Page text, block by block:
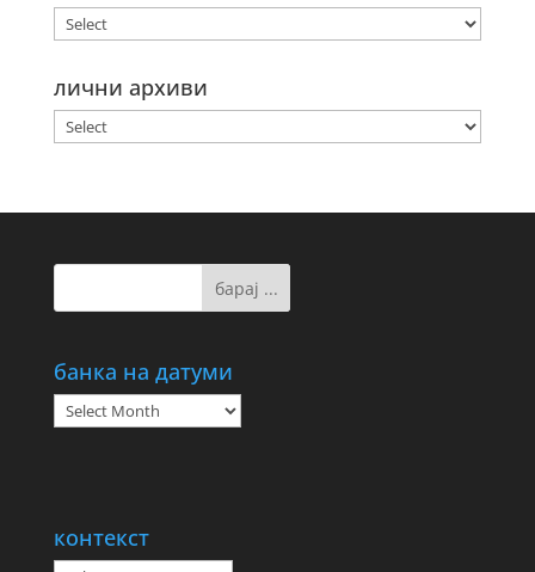
лични архиви
банка на датуми
банка
на
контекст